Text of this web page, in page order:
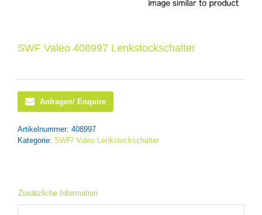
SWF Valeo 408997 Lenkstockschalter
Anfragen/ Enquire
Artikelnummer: 408997
Kategorie: SWF/ Valeo Lenkstockschalter
Zusätzliche Information